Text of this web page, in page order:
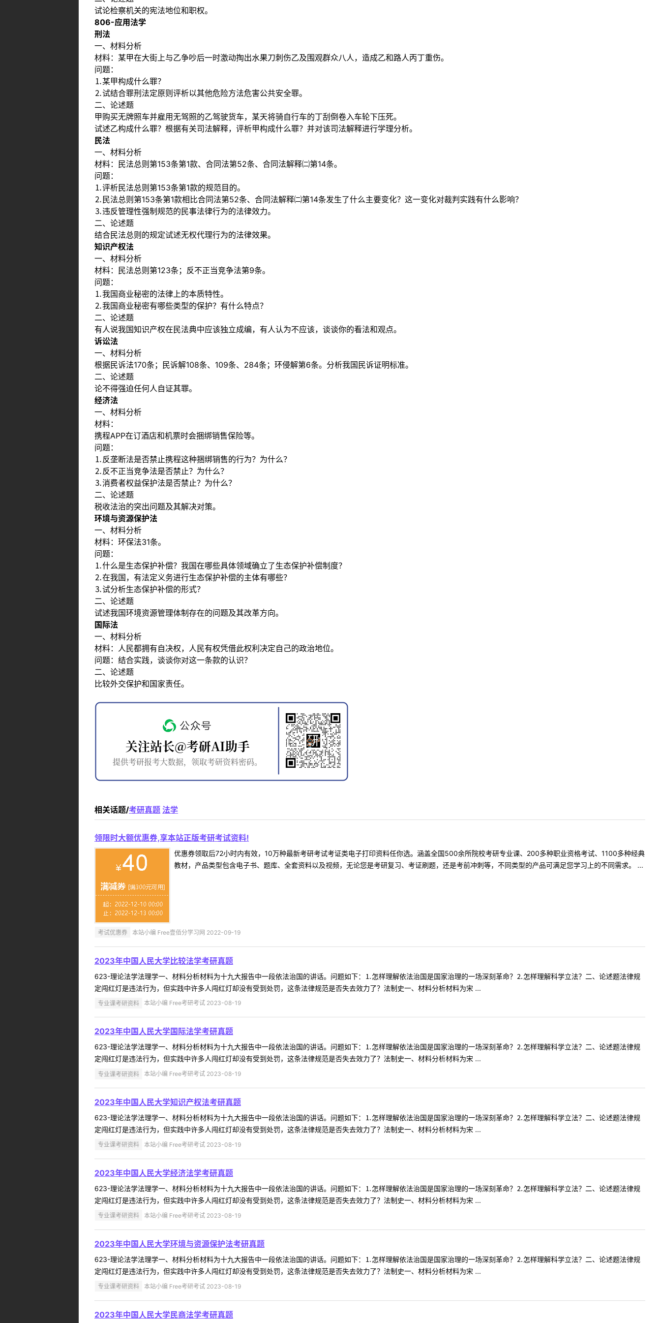
试论检察机关的宪法地位和职权。
806-应用法学
刑法
一、材料分析
材料：某甲在大街上与乙争吵后一时激动掏出水果刀刺伤乙及围观群众八人，造成乙和路人丙丁重伤。
问题：
⒈某甲构成什么罪？
⒉试结合罪刑法定原则评析以其他危险方法危害公共安全罪。
二、论述题
甲购买无牌照车并雇用无驾照的乙驾驶货车，某天将骑自行车的丁刮倒卷入车轮下压死。
试述乙构成什么罪？根据有关司法解释，评析甲构成什么罪？并对该司法解释进行学理分析。
民法
一、材料分析
材料：民法总则第153条第1款、合同法第52条、合同法解释㈡第14条。
问题：
⒈评析民法总则第153条第1款的规范目的。
⒉民法总则第153条第1款相比合同法第52条、合同法解释㈡第14条发生了什么主要变化？这一变化对裁判实践有什么影响？
⒊违反管理性强制规范的民事法律行为的法律效力。
二、论述题
结合民法总则的规定试述无权代理行为的法律效果。
知识产权法
一、材料分析
材料：民法总则第123条；反不正当竞争法第9条。
问题：
⒈我国商业秘密的法律上的本质特性。
⒉我国商业秘密有哪些类型的保护？有什么特点？
二、论述题
有人说我国知识产权在民法典中应该独立成编，有人认为不应该，谈谈你的看法和观点。
诉讼法
一、材料分析
根据民诉法170条；民诉解108条、109条、284条；环侵解第6条。分析我国民诉证明标准。
二、论述题
论不得强迫任何人自证其罪。
经济法
一、材料分析
材料：
携程APP在订酒店和机票时会捆绑销售保险等。
问题：
⒈反垄断法是否禁止携程这种捆绑销售的行为？为什么？
⒉反不正当竞争法是否禁止？为什么？
⒊消费者权益保护法是否禁止？为什么？
二、论述题
税收法治的突出问题及其解决对策。
环境与资源保护法
一、材料分析
材料：环保法31条。
问题：
⒈什么是生态保护补偿？我国在哪些具体领域确立了生态保护补偿制度？
⒉在我国，有法定义务进行生态保护补偿的主体有哪些？
⒊试分析生态保护补偿的形式？
二、论述题
试述我国环境资源管理体制存在的问题及其改革方向。
国际法
一、材料分析
材料：人民都拥有自决权，人民有权凭借此权利决定自己的政治地位。
问题：结合实践，谈谈你对这一条款的认识？
二、论述题
比较外交保护和国家责任。
相关话题/考研真题 法学
领限时大额优惠券,享本站正版考研考试资料!
优惠券领取后72小时内有效，10万种最新考研考试考证类电子打印资料任你选。涵盖全国500余所院校考研专业课、200多种职业资格考试、1100多种经典
教材，产品类型包含电子书、题库、全套资料以及视频，无论您是考研复习、考证刷题，还是考前冲刺等，不同类型的产品可满足您学习上的不同需求。 ...
考试优惠券 本站小编 Free壹佰分学习网 2022-09-19
2023年中国人民大学比较法学考研真题
623-理论法学法理学一、材料分析材料为十九大报告中一段依法治国的讲话。问题如下：⒈怎样理解依法治国是国家治理的一场深刻革命？⒉怎样理解科学立法？二、论述题法律规
定闯红灯是违法行为，但实践中许多人闯红灯却没有受到处罚，这条法律规范是否失去效力了？法制史一、材料分析材料为宋 ...
专业课考研资料 本站小编 Free考研考试 2023-08-19
2023年中国人民大学国际法学考研真题
623-理论法学法理学一、材料分析材料为十九大报告中一段依法治国的讲话。问题如下：⒈怎样理解依法治国是国家治理的一场深刻革命？⒉怎样理解科学立法？二、论述题法律规
定闯红灯是违法行为，但实践中许多人闯红灯却没有受到处罚，这条法律规范是否失去效力了？法制史一、材料分析材料为宋 ...
专业课考研资料 本站小编 Free考研考试 2023-08-19
2023年中国人民大学知识产权法考研真题
623-理论法学法理学一、材料分析材料为十九大报告中一段依法治国的讲话。问题如下：⒈怎样理解依法治国是国家治理的一场深刻革命？⒉怎样理解科学立法？二、论述题法律规
定闯红灯是违法行为，但实践中许多人闯红灯却没有受到处罚，这条法律规范是否失去效力了？法制史一、材料分析材料为宋 ...
专业课考研资料 本站小编 Free考研考试 2023-08-19
2023年中国人民大学经济法学考研真题
623-理论法学法理学一、材料分析材料为十九大报告中一段依法治国的讲话。问题如下：⒈怎样理解依法治国是国家治理的一场深刻革命？⒉怎样理解科学立法？二、论述题法律规
定闯红灯是违法行为，但实践中许多人闯红灯却没有受到处罚，这条法律规范是否失去效力了？法制史一、材料分析材料为宋 ...
专业课考研资料 本站小编 Free考研考试 2023-08-19
2023年中国人民大学环境与资源保护法考研真题
623-理论法学法理学一、材料分析材料为十九大报告中一段依法治国的讲话。问题如下：⒈怎样理解依法治国是国家治理的一场深刻革命？⒉怎样理解科学立法？二、论述题法律规
定闯红灯是违法行为，但实践中许多人闯红灯却没有受到处罚，这条法律规范是否失去效力了？法制史一、材料分析材料为宋 ...
专业课考研资料 本站小编 Free考研考试 2023-08-19
2023年中国人民大学民商法学考研真题